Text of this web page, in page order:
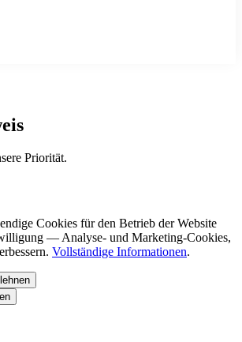
Priorität.
Cookies für den Betrieb der Website
— Analyse- und Marketing-Cookies,
Vollständige Informationen.